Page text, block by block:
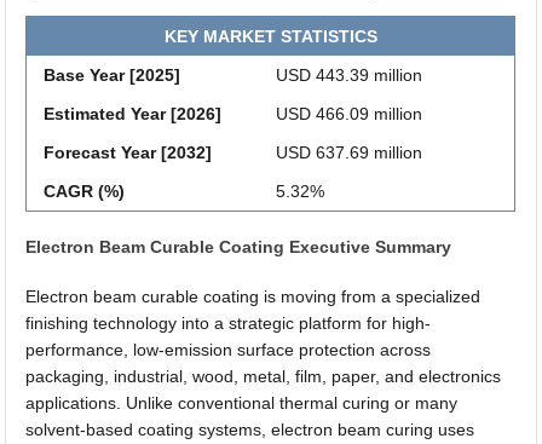
KEY MARKET STATISTICS
Base Year [2025]
USD 443.39 million
Estimated Year [2026]
USD 466.09 million
Forecast Year [2032]
USD 637.69 million
CAGR (%)
5.32%
Electron Beam Curable Coating Executive Summary
Electron beam curable coating is moving from a specialized
finishing technology into a strategic platform for high-
performance, low-emission surface protection across
packaging, industrial, wood, metal, film, paper, and electronics
applications. Unlike conventional thermal curing or many
solvent-based coating systems, electron beam curing uses